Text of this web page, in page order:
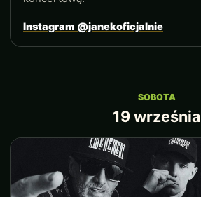
Instagram @janekoficjalnie
SOBOTA
19 września